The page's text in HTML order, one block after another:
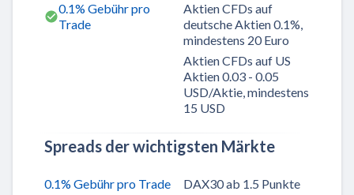
0.1% Gebühr pro
Trade
Aktien CFDs auf
deutsche Aktien 0.1%,
mindestens 20 Euro
Aktien CFDs auf US
Aktien 0.03 - 0.05
USD/Aktie, mindestens
15 USD
Spreads der wichtigsten Märkte
0.1% Gebühr pro Trade
DAX30 ab 1.5 Punkte